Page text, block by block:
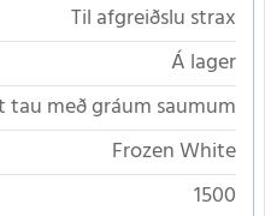
Til afgreiðslu strax
Á lager
tau með gráum saumum
Frozen White
1500